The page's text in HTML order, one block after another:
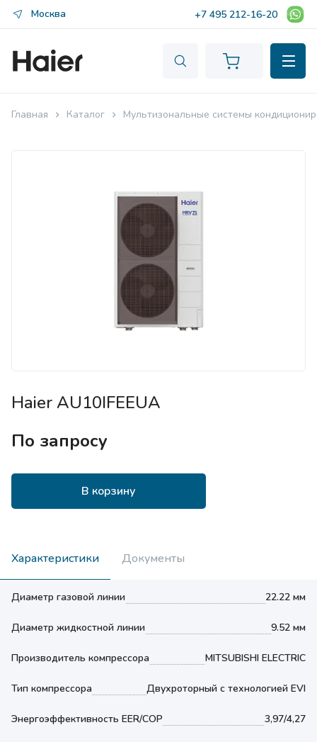
Москва +7 495 212-16-20
Главная Каталог Мультизональные системы
Haier AU10IFEEUA
По запросу
В корзину
Характеристики Документы
Диаметр газовой линии 22.22 мм
Диаметр жидкостной линии 9.52 мм
Производитель компрессора MITSUBISHI ELECTRIC
Тип компрессора Двухроторный с технологией EVI
Энергоэффективность EER/COP 3,97/4,27